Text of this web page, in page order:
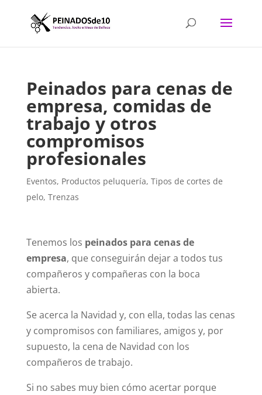
Peinados para cenas de
empresa, comidas de
trabajo y otros
compromisos
profesionales
Eventos, Productos peluquería, Tipos de cortes de
pelo, Trenzas
Tenemos los peinados para cenas de
empresa, que conseguirán dejar a todos tus
compañeros y compañeras con la boca
abierta.
Se acerca la Navidad y, con ella, todas las cenas
y compromisos con familiares, amigos y, por
supuesto, la cena de Navidad con los
compañeros de trabajo.
Si no sabes muy bien cómo acertar porque